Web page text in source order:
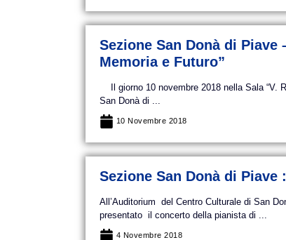
Sezione San Donà di Piave
Memoria e Futuro”
Il giorno 10 novembre 2018 nella Sala “V.
San Donà di ...
10 Novembre 2018
Sezione San Donà di
All’Auditorium del Centro Culturale di San
presentato il concerto della pianista di ...
4 Novembre 2018